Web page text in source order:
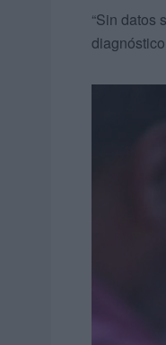
“Sin datos